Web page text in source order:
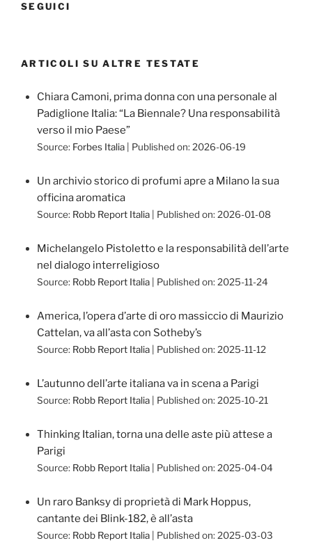
SEGUICI
ARTICOLI SU ALTRE TESTATE
Chiara Camoni, prima donna con una personale al
Padiglione Italia: “La Biennale? Una responsabilità
verso il mio Paese”
Source: Forbes Italia Published on: 2026-06-19
Un archivio storico di profumi apre a Milano la sua
officina aromatica
Source: Robb Report Italia Published on: 2026-01-08
Michelangelo Pistoletto e la responsabilità dell’arte
nel dialogo interreligioso
Source: Robb Report Italia Published on: 2025-11-24
America, l’opera d’arte di oro massiccio di Maurizio
Cattelan, va all’asta con Sotheby’s
Source: Robb Report Italia Published on: 2025-11-12
L’autunno dell’arte italiana va in scena a Parigi
Source: Robb Report Italia Published on: 2025-10-21
Thinking Italian, torna una delle aste più attese a
Parigi
Source: Robb Report Italia Published on: 2025-04-04
Un raro Banksy di proprietà di Mark Hoppus,
cantante dei Blink-182, è all’asta
Source: Robb Report Italia Published on: 2025-03-03